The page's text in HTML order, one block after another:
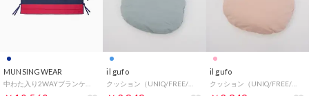
MUNSINGWEAR il gufo il gufo
クッション（UNIQ/FREE/ピンク）